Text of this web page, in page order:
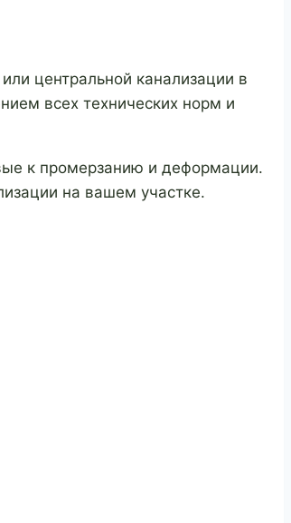
центральной канализации в
всех технических норм и
к промерзанию и деформации.
на вашем участке.